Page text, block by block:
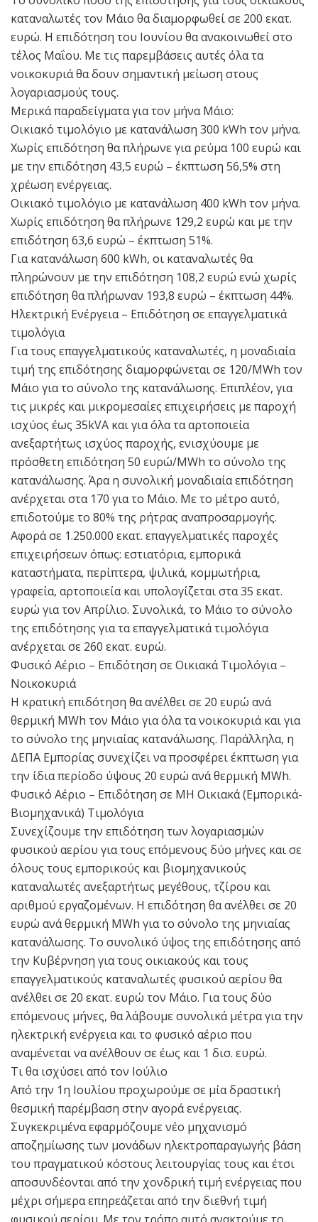
καταναλωτές τον Μάιο θα διαμορφωθεί σε 200 εκατ.
ευρώ. Η επιδότηση του Ιουνίου θα ανακοινωθεί στο
τέλος Μαΐου. Με τις παρεμβάσεις αυτές όλα τα
νοικοκυριά θα δουν σημαντική μείωση στους
λογαριασμούς τους.
Μερικά παραδείγματα για τον μήνα Μάιο:
Οικιακό τιμολόγιο με κατανάλωση 300 kWh τον μήνα.
Χωρίς επιδότηση θα πλήρωνε για ρεύμα 100 ευρώ και
με την επιδότηση 43,5 ευρώ – έκπτωση 56,5% στη
χρέωση ενέργειας.
Οικιακό τιμολόγιο με κατανάλωση 400 kWh τον μήνα.
Χωρίς επιδότηση θα πλήρωνε 129,2 ευρώ και με την
επιδότηση 63,6 ευρώ – έκπτωση 51%.
Για κατανάλωση 600 kWh, οι καταναλωτές θα
πληρώνουν με την επιδότηση 108,2 ευρώ ενώ χωρίς
επιδότηση θα πλήρωναν 193,8 ευρώ – έκπτωση 44%.
Ηλεκτρική Ενέργεια – Επιδότηση σε επαγγελματικά
τιμολόγια
Για τους επαγγελματικούς καταναλωτές, η μοναδιαία
τιμή της επιδότησης διαμορφώνεται σε 120/MWh τον
Μάιο για το σύνολο της κατανάλωσης. Επιπλέον, για
τις μικρές και μικρομεσαίες επιχειρήσεις με παροχή
ισχύος έως 35kVA και για όλα τα αρτοποιεία
ανεξαρτήτως ισχύος παροχής, ενισχύουμε με
πρόσθετη επιδότηση 50 ευρώ/MWh το σύνολο της
κατανάλωσης. Άρα η συνολική μοναδιαία επιδότηση
ανέρχεται στα 170 για το Μάιο. Με το μέτρο αυτό,
επιδοτούμε το 80% της ρήτρας αναπροσαρμογής.
Αφορά σε 1.250.000 εκατ. επαγγελματικές παροχές
επιχειρήσεων όπως: εστιατόρια, εμπορικά
καταστήματα, περίπτερα, ψιλικά, κομμωτήρια,
γραφεία, αρτοποιεία και υπολογίζεται στα 35 εκατ.
ευρώ για τον Απρίλιο. Συνολικά, το Μάιο το σύνολο
της επιδότησης για τα επαγγελματικά τιμολόγια
ανέρχεται σε 260 εκατ. ευρώ.
Φυσικό Αέριο – Επιδότηση σε Οικιακά Τιμολόγια –
Νοικοκυριά
Η κρατική επιδότηση θα ανέλθει σε 20 ευρώ ανά
θερμική MWh τον Μάιο για όλα τα νοικοκυριά και για
το σύνολο της μηνιαίας κατανάλωσης. Παράλληλα, η
ΔΕΠΑ Εμπορίας συνεχίζει να προσφέρει έκπτωση για
την ίδια περίοδο ύψους 20 ευρώ ανά θερμική MWh.
Φυσικό Αέριο – Επιδότηση σε ΜΗ Οικιακά (Εμπορικά-
Βιομηχανικά) Τιμολόγια
Συνεχίζουμε την επιδότηση των λογαριασμών
φυσικού αερίου για τους επόμενους δύο μήνες και σε
όλους τους εμπορικούς και βιομηχανικούς
καταναλωτές ανεξαρτήτως μεγέθους, τζίρου και
αριθμού εργαζομένων. Η επιδότηση θα ανέλθει σε 20
ευρώ ανά θερμική MWh για το σύνολο της μηνιαίας
κατανάλωσης. Το συνολικό ύψος της επιδότησης από
την Κυβέρνηση για τους οικιακούς και τους
επαγγελματικούς καταναλωτές φυσικού αερίου θα
ανέλθει σε 20 εκατ. ευρώ τον Μάιο. Για τους δύο
επόμενους μήνες, θα λάβουμε συνολικά μέτρα για την
ηλεκτρική ενέργεια και το φυσικό αέριο που
αναμένεται να ανέλθουν σε έως και 1 δισ. ευρώ.
Τι θα ισχύσει από τον Ιούλιο
Από την 1η Ιουλίου προχωρούμε σε μία δραστική
θεσμική παρέμβαση στην αγορά ενέργειας.
Συγκεκριμένα εφαρμόζουμε νέο μηχανισμό
αποζημίωσης των μονάδων ηλεκτροπαραγωγής βάση
του πραγματικού κόστους λειτουργίας τους και έτσι
αποσυνδέονται από την χονδρική τιμή ενέργειας που
μέχρι σήμερα επηρεάζεται από την διεθνή τιμή